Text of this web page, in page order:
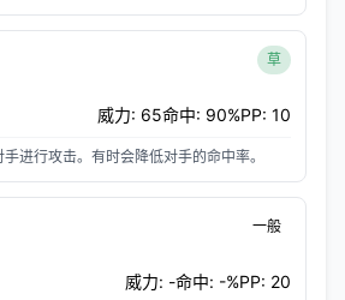
草
威力: 65命中: 90%PP: 10
进行攻击。有时会降低对手的命中率。
一般
威力: -命中: -%PP: 20